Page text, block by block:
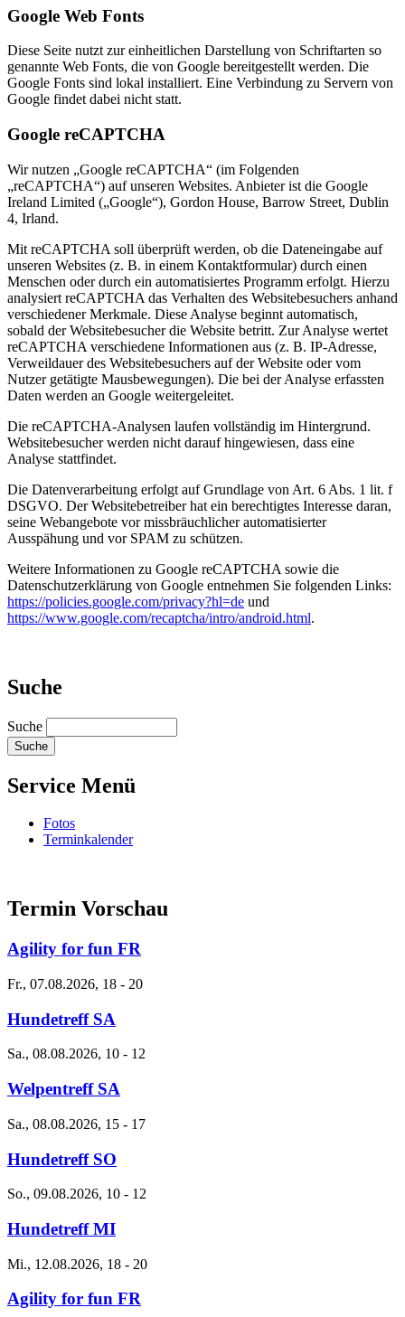
Google Web Fonts
Diese Seite nutzt zur einheitlichen Darstellung von Schriftarten so
genannte Web Fonts, die von Google bereitgestellt werden. Die
Google Fonts sind lokal installiert. Eine Verbindung zu Servern von
Google findet dabei nicht statt.
Google reCAPTCHA
Wir nutzen „Google reCAPTCHA“ (im Folgenden
„reCAPTCHA“) auf unseren Websites. Anbieter ist die Google
Ireland Limited („Google“), Gordon House, Barrow Street, Dublin
4, Irland.
Mit reCAPTCHA soll überprüft werden, ob die Dateneingabe auf
unseren Websites (z. B. in einem Kontaktformular) durch einen
Menschen oder durch ein automatisiertes Programm erfolgt. Hierzu
analysiert reCAPTCHA das Verhalten des Websitebesuchers anhand
verschiedener Merkmale. Diese Analyse beginnt automatisch,
sobald der Websitebesucher die Website betritt. Zur Analyse wertet
reCAPTCHA verschiedene Informationen aus (z. B. IP-Adresse,
Verweildauer des Websitebesuchers auf der Website oder vom
Nutzer getätigte Mausbewegungen). Die bei der Analyse erfassten
Daten werden an Google weitergeleitet.
Die reCAPTCHA-Analysen laufen vollständig im Hintergrund.
Websitebesucher werden nicht darauf hingewiesen, dass eine
Analyse stattfindet.
Die Datenverarbeitung erfolgt auf Grundlage von Art. 6 Abs. 1 lit. f
DSGVO. Der Websitebetreiber hat ein berechtigtes Interesse daran,
seine Webangebote vor missbräuchlicher automatisierter
Ausspähung und vor SPAM zu schützen.
Weitere Informationen zu Google reCAPTCHA sowie die
Datenschutzerklärung von Google entnehmen Sie folgenden Links:
https://policies.google.com/privacy?hl=de und
https://www.google.com/recaptcha/intro/android.html.
Suche
Suche
Service Menü
Fotos
Terminkalender
Termin Vorschau
Agility for fun FR
Fr., 07.08.2026, 18 - 20
Hundetreff SA
Sa., 08.08.2026, 10 - 12
Welpentreff SA
Sa., 08.08.2026, 15 - 17
Hundetreff SO
So., 09.08.2026, 10 - 12
Hundetreff MI
Mi., 12.08.2026, 18 - 20
Agility for fun FR